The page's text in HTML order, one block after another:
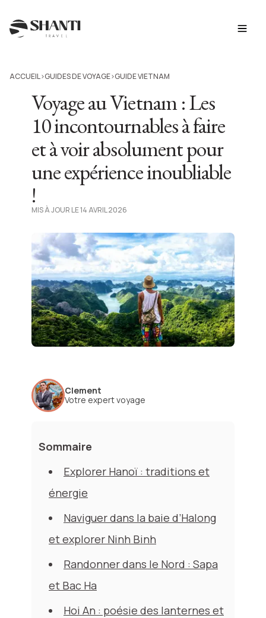
ACCUEIL>GUIDES DE VOYAGE>GUIDE VIETNAM
Voyage au Vietnam : Les
10 incontournables à faire
et à voir absolument pour
une expérience inoubliable
!
MIS À JOUR LE 14 AVRIL 2026
Clement
Votre expert voyage
Sommaire
Explorer Hanoï : traditions et
énergie
Naviguer dans la baie d’Halong
et explorer Ninh Binh
Randonner dans le Nord : Sapa
et Bac Ha
Hoi An : poésie des lanternes et